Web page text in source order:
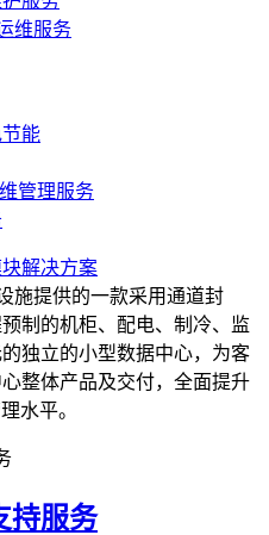
维服务
能
管理服务
解决方案
施提供的一款采用通道封
制的机柜、配电、制冷、监
独立的小型数据中心，为客
整体产品及交付，全面提升
水平。
持服务